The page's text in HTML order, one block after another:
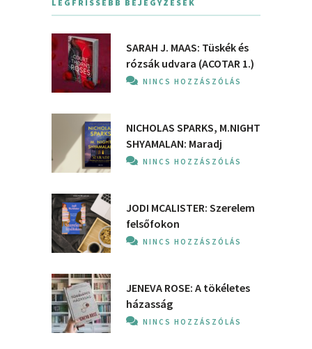
LEGFRISSEBB BEJEGYZÉSEK
SARAH J. MAAS: Tüskék és
rózsák udvara (ACOTAR 1.)
NINCS HOZZÁSZÓLÁS
NICHOLAS SPARKS, M.NIGHT
SHYAMALAN: Maradj
NINCS HOZZÁSZÓLÁS
JODI MCALISTER: Szerelem
felsőfokon
NINCS HOZZÁSZÓLÁS
JENEVA ROSE: A ​tökéletes
házasság
NINCS HOZZÁSZÓLÁS